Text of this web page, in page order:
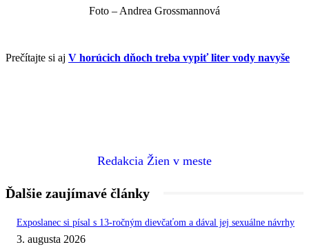
Foto – Andrea Grossmannová
Prečítajte si aj V horúcich dňoch treba vypiť liter vody navyše
Redakcia Žien v meste
Ďalšie zaujímavé články
Exposlanec si písal s 13-ročným dievčaťom a dával jej sexuálne návrhy
3. augusta 2026